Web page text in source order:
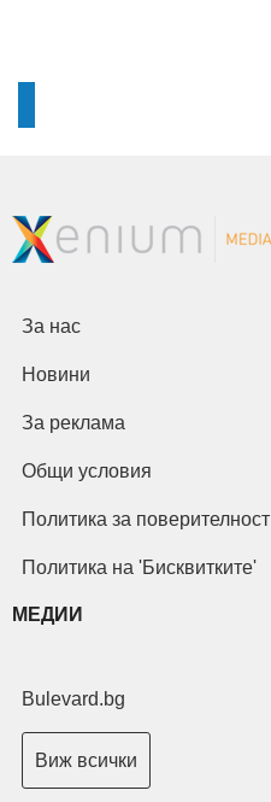
За нас
Новини
За реклама
Общи условия
Политика за поверителност
Политика на 'Бисквитките'
МЕДИИ
Bulevard.bg
Виж всички